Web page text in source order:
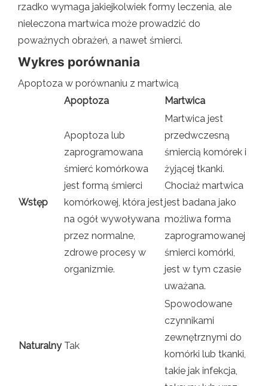
rzadko wymaga jakiejkolwiek formy leczenia, ale
nieleczona martwica może prowadzić do
poważnych obrażeń, a nawet śmierci.
Wykres porównania
Apoptoza w porównaniu z martwicą
Apoptoza
Martwica
Wstęp
Apoptoza lub
zaprogramowana
śmierć komórkowa
jest formą śmierci
komórkowej, która jest
na ogół wywoływana
przez normalne,
zdrowe procesy w
organizmie.
Martwica jest
przedwczesną
śmiercią komórek i
żyjącej tkanki.
Chociaż martwica
jest badana jako
możliwa forma
zaprogramowanej
śmierci komórki,
jest w tym czasie
uważana.
Naturalny Tak
Spowodowane
czynnikami
zewnętrznymi do
komórki lub tkanki,
takie jak infekcja,